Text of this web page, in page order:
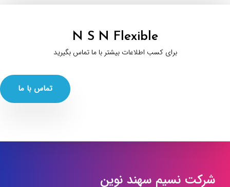
N S N Flexible
برای کسب اطلاعات بیشتر با ما تماس بگیرید
تماس با ما
شرکت نسیم سهند نوین